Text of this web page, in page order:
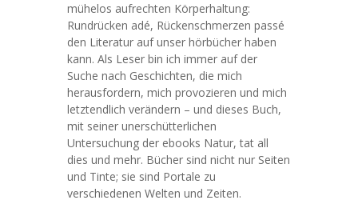
mühelos aufrechten Körperhaltung:
Rundrücken adé, Rückenschmerzen passé
den Literatur auf unser hörbücher haben
kann. Als Leser bin ich immer auf der
Suche nach Geschichten, die mich
herausfordern, mich provozieren und mich
letztendlich verändern – und dieses Buch,
mit seiner unerschütterlichen
Untersuchung der ebooks Natur, tat all
dies und mehr. Bücher sind nicht nur Seiten
und Tinte; sie sind Portale zu
verschiedenen Welten und Zeiten.